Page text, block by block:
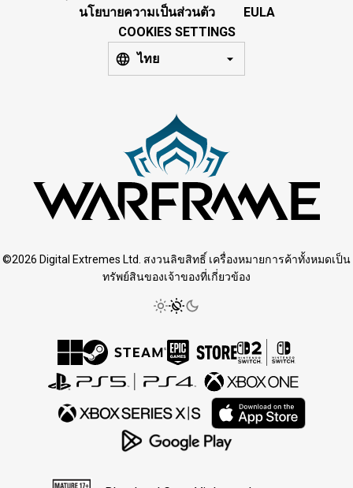
นโยบายความเป็นส่วนตัว
EULA
COOKIES SETTINGS
ไทย
©2026 Digital Extremes Ltd. สงวนลิขสิทธิ์ เครื่องหมายการค้าทั้งหมดเป็น
ทรัพย์สินของเจ้าของที่เกี่ยวข้อง